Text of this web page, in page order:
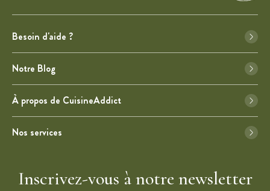
Besoin d'aide ?
Notre Blog
À propos de CuisineAddict
Nos services
Inscrivez-vous à notre newsletter